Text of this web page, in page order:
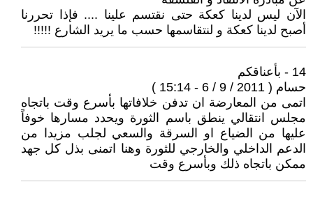
الآن ليس لدينا كعكة حتى نقتسم علينا .... فإذا تحررنا
أصبح لدينا كعكة و لنتقاسمها حسب ما يريد الشارع !!!!!
14 - بأعناقكم
حسام ( 2011 / 9 / 6 - 15:14 )
اتمى من المعارضة ان تدفن خلافاتها بأسرع وقت باتجاه
مجلس انتقالي ينطق باسم الثورة ويحدد مسارها خوفاً
عليها من الضياع او السرقة والسعي لجلب مزيدا من
الدعم الداخلي والخارجي للثورة وهنا اتمنى بذل كل جهد
ممكن باتجاه ذلك وبأسرع وقت